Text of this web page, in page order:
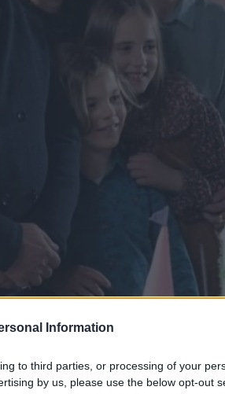
Information
to third parties, or processing of your
by us, please use the below opt-out
αναζήτησης.